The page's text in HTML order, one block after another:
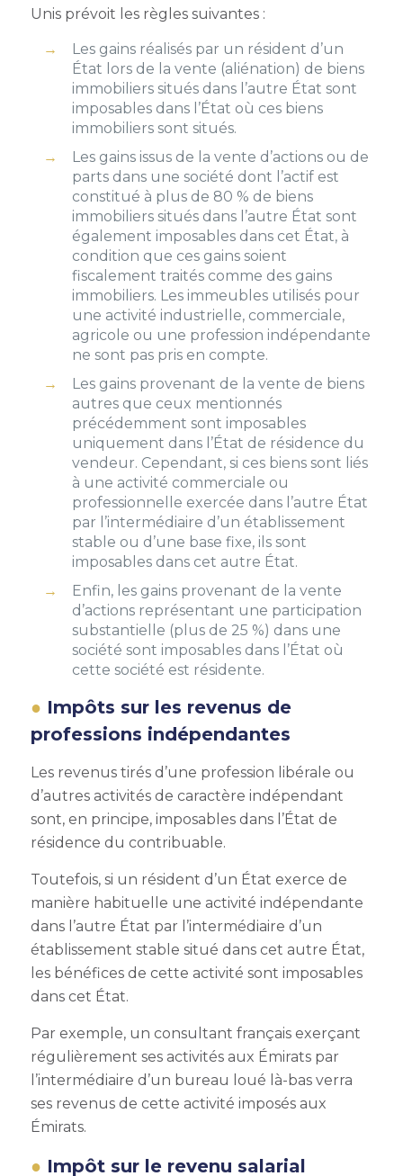
Unis prévoit les règles suivantes :
Les gains réalisés par un résident d’un
État lors de la vente (aliénation) de biens
immobiliers situés dans l’autre État sont
imposables dans l’État où ces biens
immobiliers sont situés.
Les gains issus de la vente d’actions ou de
parts dans une société dont l’actif est
constitué à plus de 80 % de biens
immobiliers situés dans l’autre État sont
également imposables dans cet État, à
condition que ces gains soient
fiscalement traités comme des gains
immobiliers. Les immeubles utilisés pour
une activité industrielle, commerciale,
agricole ou une profession indépendante
ne sont pas pris en compte.
Les gains provenant de la vente de biens
autres que ceux mentionnés
précédemment sont imposables
uniquement dans l’État de résidence du
vendeur. Cependant, si ces biens sont liés
à une activité commerciale ou
professionnelle exercée dans l’autre État
par l’intermédiaire d’un établissement
stable ou d’une base fixe, ils sont
imposables dans cet autre État.
Enfin, les gains provenant de la vente
d’actions représentant une participation
substantielle (plus de 25 %) dans une
société sont imposables dans l’État où
cette société est résidente.
Impôts sur les revenus de
professions indépendantes
Les revenus tirés d’une profession libérale ou
d’autres activités de caractère indépendant
sont, en principe, imposables dans l’État de
résidence du contribuable.
Toutefois, si un résident d’un État exerce de
manière habituelle une activité indépendante
dans l’autre État par l’intermédiaire d’un
établissement stable situé dans cet autre État,
les bénéfices de cette activité sont imposables
dans cet État.
Par exemple, un consultant français exerçant
régulièrement ses activités aux Émirats par
l’intermédiaire d’un bureau loué là-bas verra
ses revenus de cette activité imposés aux
Émirats.
Impôt sur le revenu salarial